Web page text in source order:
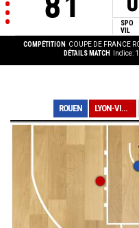
SPO
VIL
COMPÉTITION COUPE DE FRANCE
DÉTAILS MATCH
Indice:
ROUEN LYON-VILLEURBAN...